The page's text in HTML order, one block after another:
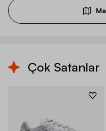
Çok Satanlar